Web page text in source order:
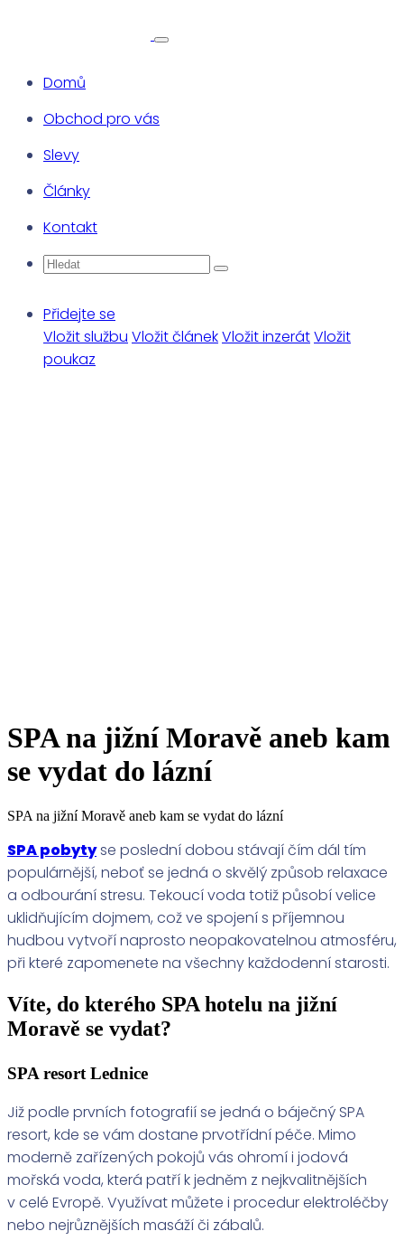
Domů
Obchod pro vás
Slevy
Články
Kontakt
Přidejte se
Vložit službu Vložit článekVložit inzerátVložit
poukaz
SPA na jižní Moravě aneb kam
se vydat do lázní
SPA na jižní Moravě aneb kam se vydat do lázní
SPA pobytyse poslední dobou stávají čím dál tím
populárnější, neboť se jedná o skvělý způsob relaxace
a odbourání stresu. Tekoucí voda totiž působí velice
uklidňujícím dojmem, což ve spojení s příjemnou
hudbou vytvoří naprosto neopakovatelnou atmosféru,
při které zapomenete na všechny každodenní starosti.
Víte, do kterého SPA hotelu na jižní
Moravě se vydat?
SPA resort Lednice
Již podle prvních fotografií se jedná o báječný SPA
resort, kde se vám dostane prvotřídní péče. Mimo
moderně zařízených pokojů vás ohromí i jodová
mořská voda, která patří k jedněm z nejkvalitnějších
v celé Evropě. Využívat můžete i procedur elektroléčby
nebo nejrůznějších masáží či zábalů.